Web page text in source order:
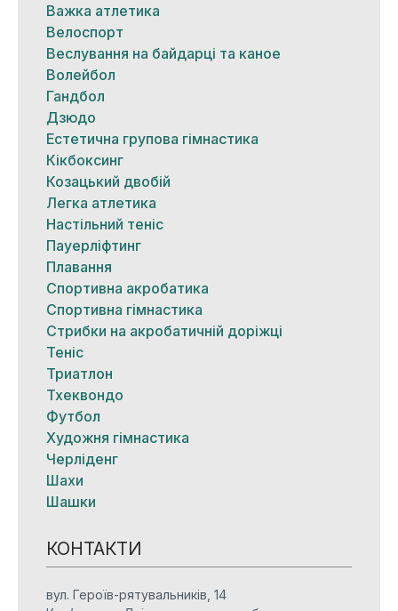
Важка атлетика
Велоспорт
Веслування на байдарці та каное
Волейбол
Гандбол
Дзюдо
Естетична групова гімнастика
Кікбоксинг
Козацький двобій
Легка атлетика
Настільний теніс
Пауерліфтинг
Плавання
Спортивна акробатика
Спортивна гімнастика
Стрибки на акробатичній доріжці
Теніс
Триатлон
Тхеквондо
Футбол
Художня гімнастика
Черліденг
Шахи
Шашки
КОНТАКТИ
вул. Героїв-рятувальників, 14